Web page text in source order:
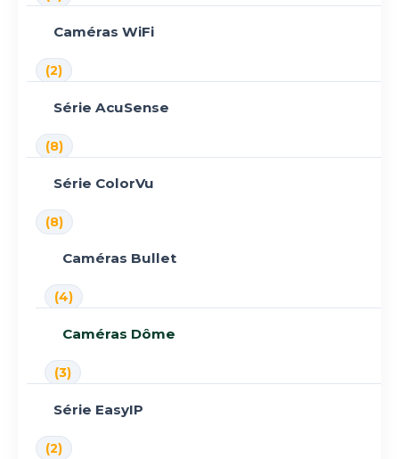
Caméras WiFi
(2)
Série AcuSense
(8)
Série ColorVu
(8)
Caméras Bullet
(4)
Caméras Dôme
(3)
Série EasyIP
(2)